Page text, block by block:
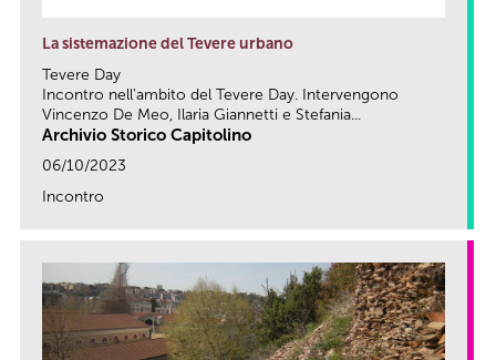
La sistemazione del Tevere urbano
Tevere Day
Incontro nell'ambito del Tevere Day. Intervengono
Vincenzo De Meo, Ilaria Giannetti e Stefania...
Archivio Storico Capitolino
06/10/2023
Incontro